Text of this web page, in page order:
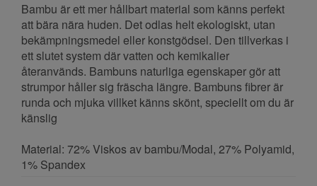
Bambu är ett mer hållbart material som känns perfekt
att bära nära huden. Det odlas helt ekologiskt, utan
bekämpningsmedel eller konstgödsel. Den tillverkas i
ett slutet system där vatten och kemikalier
återanvänds. Bambuns naturliga egenskaper gör att
strumpor håller sig fräscha längre. Bambuns fibrer är
runda och mjuka villket känns skönt, speciellt om du är
känslig
Material: 72% Viskos av bambu/Modal, 27% Polyamid,
1% Spandex